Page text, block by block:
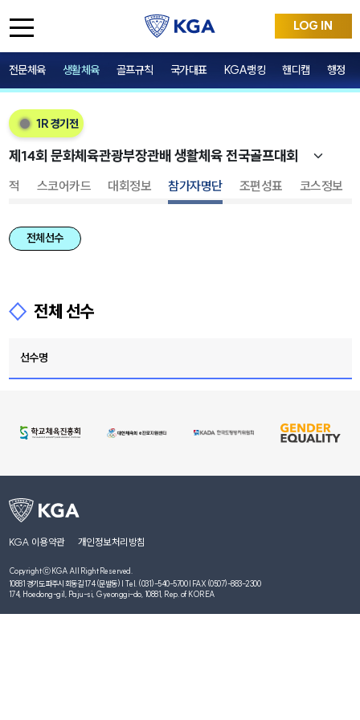
LOG IN
전문체육 생활체육 골프규칙 국가대표 KGA랭킹 핸디캡 행정
1R 경기전
적 스코어카드 대회정보 참가자명단 조편성표 코스정보
전체선수
전체 선수
선수명
KGA 이용약관 개인정보처리방침
Copyright ⓒ KGA All Right Reserved.
10881 경기도 파주시 회동길 174 (문발동) | Tel. (031)-540-5700 | FAX (0507)-883-2300
174, Hoedong-gil, Paju-si, Gyeonggi-do, 10881, Rep. of KOREA